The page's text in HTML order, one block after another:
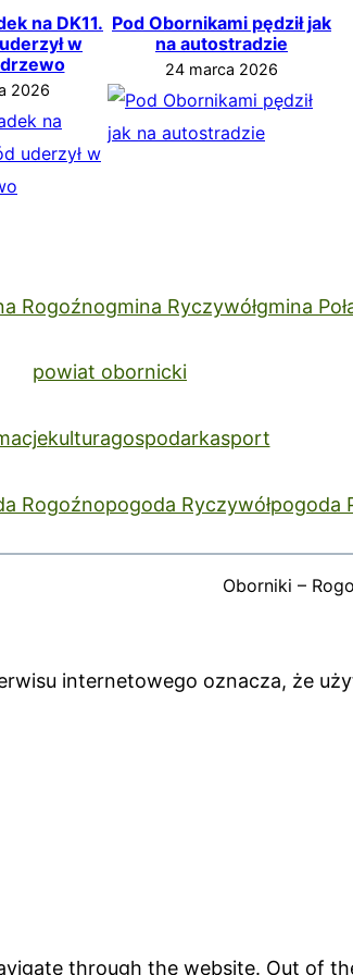
na DK11.
w
2026
Pod Obornikami pędził jak
na autostradzie
24 marca 2026
Rogoźnogmina Ryczywółgmina
powiat obornicki
kulturagospodarkasport
Rogoźnopogoda Ryczywółpogoda
Oborniki –
internetowego oznacza, że
through the website. Out of